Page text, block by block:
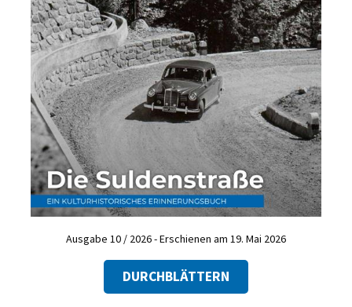
Ausgabe 10 / 2026 - Erschienen am 19. Mai 2026
DURCHBLÄTTERN